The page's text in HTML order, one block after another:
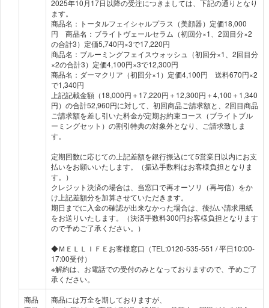
2025年10月17日以降の受注につきましては、下記の通りとなり
ます。
商品名：トータルフェイシャルプラス（美顔器）定価18,000
円 商品名：ブライトヴェールセラム（初回分×1、2回目分×2
の合計3）定価5,740円×3で17,220円
商品名：ブルーミングフェイスウォッシュ（初回分×1、2回目分
×2の合計3）定価4,100円×3で12,300円
商品名：ダーマクリア（初回分×1）定価4,100円 送料670円×2
で1,340円
上記記載金額（18,000円＋17,220円＋12,300円＋4,100＋1,340
円）の合計52,960円に対して、初回商品ご請求額と、2回目商品
ご請求額を差し引いた料金が定期お約束コース（ブライトブル
ーミングセット）の割引特典の対象外となり、ご請求致しま
す。
定期回数に応じての上記差額を銀行振込にて5営業日以内にお支
払いをお願いいたします。（振込手数料はお客様負担となりま
す。）
クレジット決済の場合は、当窓口で再オーソリ（再与信）をか
け上記差額分を加算させていただきます。
期日までに入金の確認が出来なかった場合は、後払い請求用紙
をお送りいたします。（決済手数料300円お客様負担となります
ので予めご了承ください。）
◆ＭＥＬＬＩＦＥお客様窓口（TEL:0120-535-551 / 平日10:00-
17:00受付）
※解約は、お電話での受付のみとなっておりますので、予めご了
承ください。
商品
商品には万全を期しておりますが、